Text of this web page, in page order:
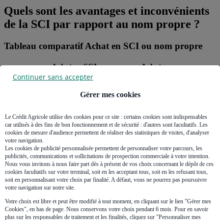
Quels sont les avantages et inconvénients
de la SCI par rapport au nom propre ?
Tableau comparatif Achat en SCI ou nom propre
Achat en SCI
Achat en nom propre
Achat
Achat à deux au minimum
création d'une société
Location
Location nue
Bail de 6 ans (sauf SCI
Location nue ou
meublée
Patrimoine
Séparation des patrimoines
Responsabilité des associés
Patrimoine personnel
Responsabilité en cas
Gérer mes cookies
Le Crédit Agricole utilise des cookies pour ce site : certains cookies sont indispensables
car utilisés à des fins de bon fonctionnement et de sécurité : d'autres sont facultatifs. Les
cookies de mesure d'audience permettent de réaliser des statistiques de visites, d'analyser
votre navigation.
Les cookies de publicité personnalisée permettent de personnaliser votre parcours, les
publicités, communications et sollicitations de prospection commerciale à votre intention.
Nous vous invitons à nous faire part dès à présent de vos choix concernant le dépôt de ces
cookies facultatifs sur votre terminal, soit en les acceptant tous, soit en les refusant tous,
soit en personnalisant votre choix par finalité. A défaut, vous ne pourrez pas poursuivre
votre navigation sur notre site.
Votre choix est libre et peut être modifié à tout moment, en cliquant sur le lien "Gérer mes
Cookies", en bas de page. Nous conservons votre choix pendant 6 mois. Pour en savoir
plus sur les responsables de traitement et les finalités, cliquez sur "Personnaliser mes
Continuer sans accepter